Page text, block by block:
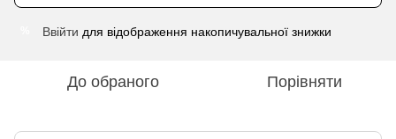
Ввійти для відображення накопичувальної знижки
До обраного Порівняти